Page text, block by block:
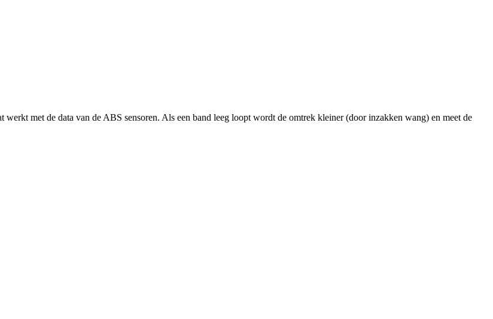
met de data van de ABS sensoren. Als een band leeg loopt wordt de omtrek kleiner (door inzakken wang) en meet de